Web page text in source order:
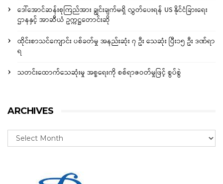
ဒေါ်အောင်ဆန်းစုကြည်အား ချွင်းချက်မရှိ လွှတ်ပေးရန် US နိုင်ငံခြားရေး
ဌာနနှင့် အာဆီယံ ဥက္ကဋ္ဌတောင်းဆို
ထိုင်းစာသင်ကျောင်း ပစ်ခတ်မှု အနည်းဆုံး ၇ ဦး သေဆုံး ပြီး၁၅ ဦး ဒဏ်ရာ
ရ
သတင်းထောက်သေဆုံးမှု အစ္စရေးကို စစ်ရာဇဝတ်မှုဖြင့် စွပ်စွဲ
ARCHIVES